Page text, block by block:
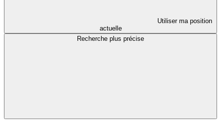
Utiliser ma position
actuelle